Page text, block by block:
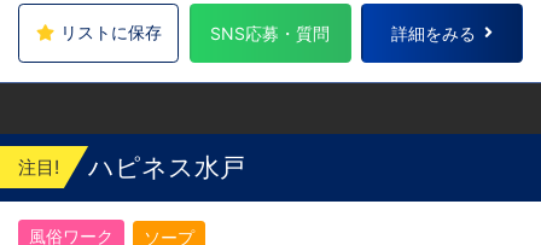
リストに保存 SNS応募・質問 詳細をみる
注目! ハピネス水戸
風俗ワーク ソープ